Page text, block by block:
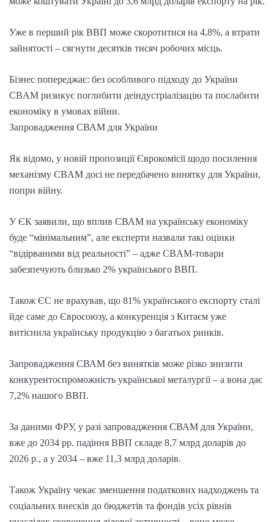
Уже в перший рік ВВП може скоротитися на 4,8%, а втрати
зайнятості – сягнути десятків тисяч робочих місць.
Бізнес попереджає: без особливого підходу до України
CBAM ризикує поглибити деіндустріалізацію та послабити
економіку в умовах війни.
Запровадження СВАМ для України
Як відомо, у новій пропозиції Єврокомісії щодо посилення
механізму CBAM досі не передбачено винятку для України,
попри війну.
У ЄК заявили, що вплив СВАМ на українську економіку
буде “мінімальним”, але експерти назвали такі оцінки
“відірваними від реальності” – адже CBAM-товари
забезпечують близько 2% українського ВВП.
Також ЄС не врахував, що 81% українського експорту сталі
йде саме до Євросоюзу, а конкуренція з Китаєм уже
витіснила українську продукцію з багатьох ринків.
Запровадження СВАМ без винятків може різко знизити
конкурентоспроможність української металургії – а вона дає
7,2% нашого ВВП.
За даними ФРУ, у разі запровадження СВАМ для України,
вже до 2034 рр. падіння ВВП складе 8,7 млрд доларів до
2026 р., а у 2034 – вже 11,3 млрд доларів.
Також Україну чекає зменшення податкових надходжень та
соціальних внесків до бюджетів та фондів усіх рівнів